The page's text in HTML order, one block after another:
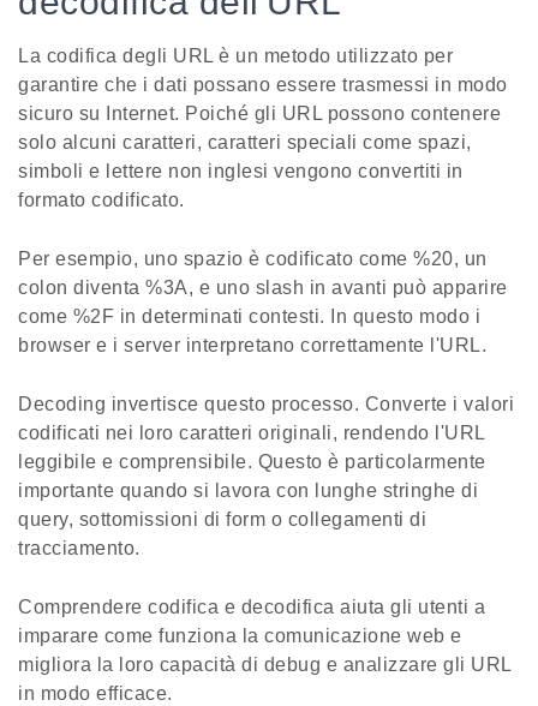
La codifica degli URL è un metodo utilizzato per
garantire che i dati possano essere trasmessi in modo
sicuro su Internet. Poiché gli URL possono contenere
solo alcuni caratteri, caratteri speciali come spazi,
simboli e lettere non inglesi vengono convertiti in
formato codificato.
Per esempio, uno spazio è codificato come %20, un
colon diventa %3A, e uno slash in avanti può apparire
come %2F in determinati contesti. In questo modo i
browser e i server interpretano correttamente l'URL.
Decoding invertisce questo processo. Converte i valori
codificati nei loro caratteri originali, rendendo l'URL
leggibile e comprensibile. Questo è particolarmente
importante quando si lavora con lunghe stringhe di
query, sottomissioni di form o collegamenti di
tracciamento.
Comprendere codifica e decodifica aiuta gli utenti a
imparare come funziona la comunicazione web e
migliora la loro capacità di debug e analizzare gli URL
in modo efficace.